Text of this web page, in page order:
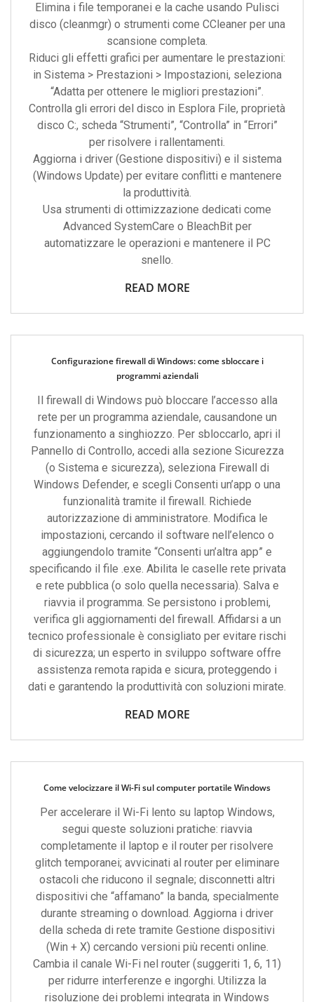
Elimina i file temporanei e la cache usando Pulisci
disco (cleanmgr) o strumenti come CCleaner per una
scansione completa.
Riduci gli effetti grafici per aumentare le prestazioni:
in Sistema > Prestazioni > Impostazioni, seleziona
“Adatta per ottenere le migliori prestazioni”.
Controlla gli errori del disco in Esplora File, proprietà
disco C:, scheda “Strumenti”, “Controlla” in “Errori”
per risolvere i rallentamenti.
Aggiorna i driver (Gestione dispositivi) e il sistema
(Windows Update) per evitare conflitti e mantenere
la produttività.
Usa strumenti di ottimizzazione dedicati come
Advanced SystemCare o BleachBit per
automatizzare le operazioni e mantenere il PC
snello.
READ MORE
Configurazione firewall di Windows: come sbloccare i
programmi aziendali
Il firewall di Windows può bloccare l’accesso alla
rete per un programma aziendale, causandone un
funzionamento a singhiozzo. Per sbloccarlo, apri il
Pannello di Controllo, accedi alla sezione Sicurezza
(o Sistema e sicurezza), seleziona Firewall di
Windows Defender, e scegli Consenti un’app o una
funzionalità tramite il firewall. Richiede
autorizzazione di amministratore. Modifica le
impostazioni, cercando il software nell’elenco o
aggiungendolo tramite “Consenti un’altra app” e
specificando il file .exe. Abilita le caselle rete privata
e rete pubblica (o solo quella necessaria). Salva e
riavvia il programma. Se persistono i problemi,
verifica gli aggiornamenti del firewall. Affidarsi a un
tecnico professionale è consigliato per evitare rischi
di sicurezza; un esperto in sviluppo software offre
assistenza remota rapida e sicura, proteggendo i
dati e garantendo la produttività con soluzioni mirate.
READ MORE
Come velocizzare il Wi-Fi sul computer portatile Windows
Per accelerare il Wi-Fi lento su laptop Windows,
segui queste soluzioni pratiche: riavvia
completamente il laptop e il router per risolvere
glitch temporanei; avvicinati al router per eliminare
ostacoli che riducono il segnale; disconnetti altri
dispositivi che “affamano” la banda, specialmente
durante streaming o download. Aggiorna i driver
della scheda di rete tramite Gestione dispositivi
(Win + X) cercando versioni più recenti online.
Cambia il canale Wi-Fi nel router (suggeriti 1, 6, 11)
per ridurre interferenze e ingorghi. Utilizza la
risoluzione dei problemi integrata in Windows